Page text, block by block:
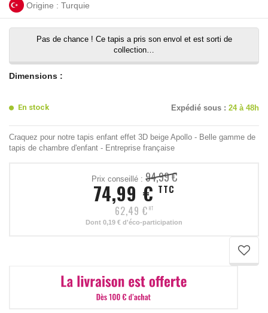
Origine : Turquie
Pas de chance ! Ce tapis a pris son envol et est sorti de
collection…
Dimensions :
En stock Expédié sous : 24 à 48h
Craquez pour notre tapis enfant effet 3D beige Apollo - Belle gamme de
tapis de chambre d'enfant - Entreprise française
Prix conseillé : 94,99 €
74,99 € TTC
62,49 € HT
Dont 0,19 € d'éco-participation